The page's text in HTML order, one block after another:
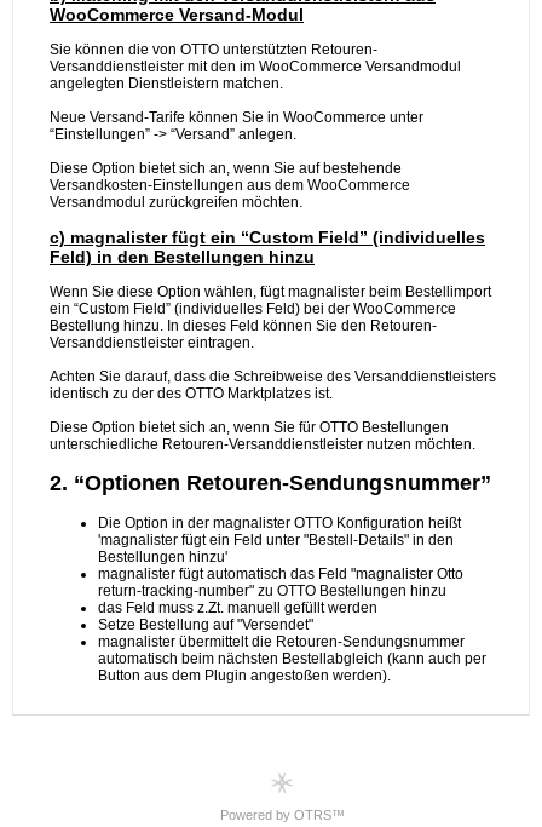
Powered by OTRS™